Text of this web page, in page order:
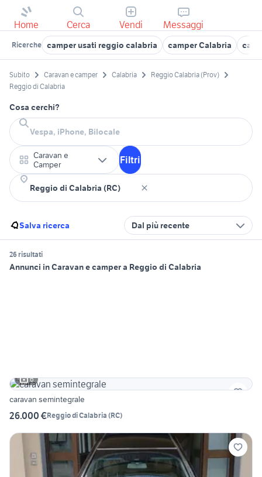
Home Cerca Vendi Messaggi
Ricerche camper usati reggio calabria camper Calabria
Subito Caravan e camper Calabria
Reggio Calabria (Prov)
Reggio di Calabria
Cosa cerchi?
Caravan e
Camper
Filtri
Salva ricerca Dal più recente
26 risultati
Annunci in Caravan e camper a Reggio di Calabria
6
caravan semintegrale
26.000 €Reggio di Calabria (RC)